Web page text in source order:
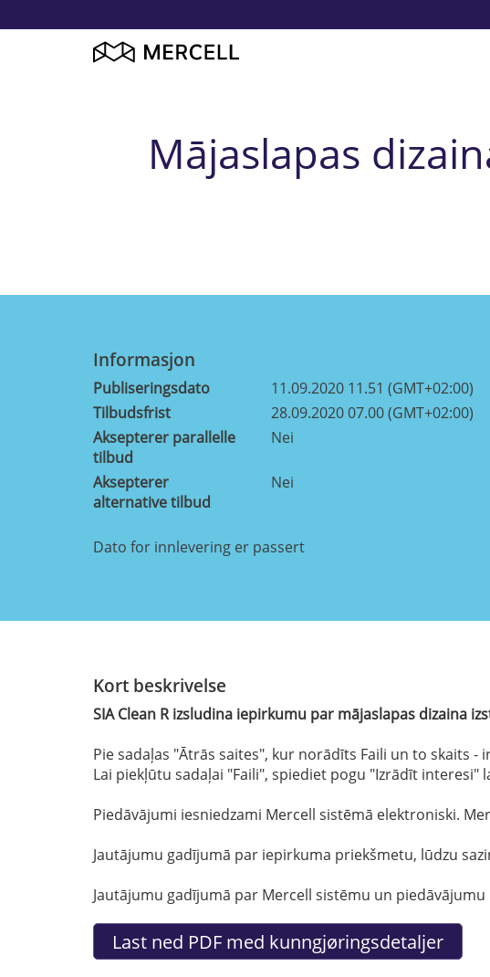
Mājaslapas
Informasjon
Publiseringsdato
11.09.2020 11.51 (GMT+02:00)
Tilbudsfrist
28.09.2020 07.00 (GMT+02:00)
Aksepterer parallelle
tilbud
Nei
Aksepterer
alternative tilbud
Nei
Dato for innlevering er passert
Kort beskrivelse
SIA Clean R izsludina iepirkumu par mājaslapas dizaina
Pie sadaļas "Ātrās saites", kur norādīts Faili un to skaits
Lai piekļūtu sadaļai "Faili", spiediet pogu "Izrādīt interesi"
Piedāvājumi iesniedzami Mercell sistēmā elektroniski.
Jautājumu gadījumā par iepirkuma priekšmetu, lūdzu
Jautājumu gadījumā par Mercell sistēmu un